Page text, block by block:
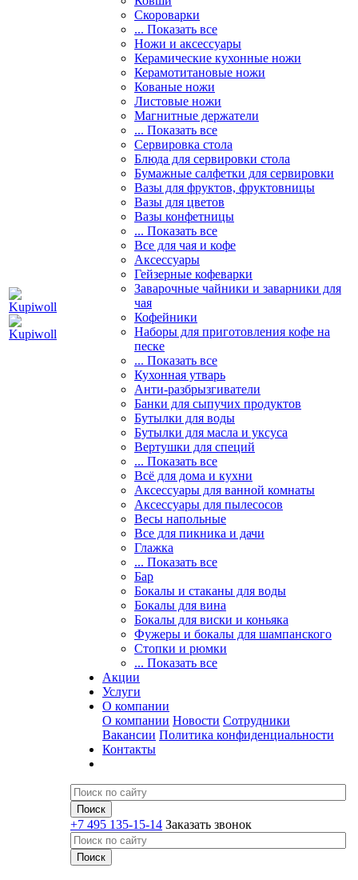
Скороварки
... Показать все
Ножи и аксессуары
Керамические кухонные ножи
Керамотитановые ножи
Кованые ножи
Листовые ножи
Магнитные держатели
... Показать все
Сервировка стола
Блюда для сервировки стола
Бумажные салфетки для сервировки
Вазы для фруктов, фруктовницы
Вазы для цветов
Вазы конфетницы
... Показать все
Все для чая и кофе
Аксессуары
Гейзерные кофеварки
Заварочные чайники и заварники для
чая
Кофейники
Наборы для приготовления кофе на
песке
... Показать все
Кухонная утварь
Анти-разбрызгиватели
Банки для сыпучих продуктов
Бутылки для воды
Бутылки для масла и уксуса
Вертушки для специй
... Показать все
Всё для дома и кухни
Аксессуары для ванной комнаты
Аксессуары для пылесосов
Весы напольные
Все для пикника и дачи
Глажка
... Показать все
Бар
Бокалы и стаканы для воды
Бокалы для вина
Бокалы для виски и коньяка
Фужеры и бокалы для шампанского
Стопки и рюмки
... Показать все
Акции
Услуги
О компании
О компании Новости Сотрудники
Вакансии Политика конфиденциальности
Контакты
+7 495 135-15-14 Заказать звонок